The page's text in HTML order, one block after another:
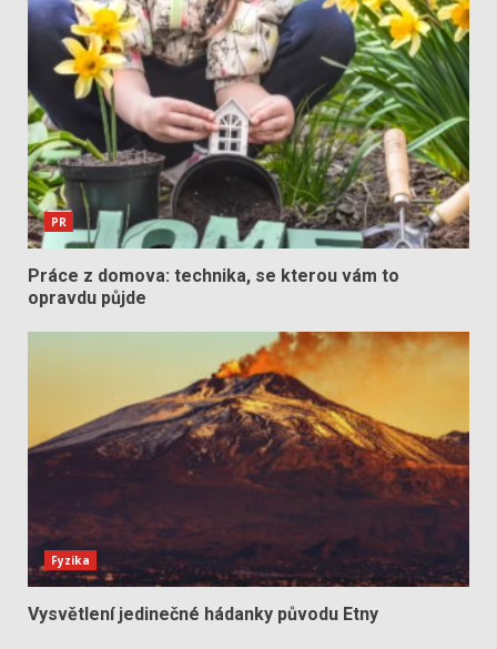
PR
Práce z domova: technika, se kterou vám to
opravdu půjde
Fyzika
Vysvětlení jedinečné hádanky původu Etny